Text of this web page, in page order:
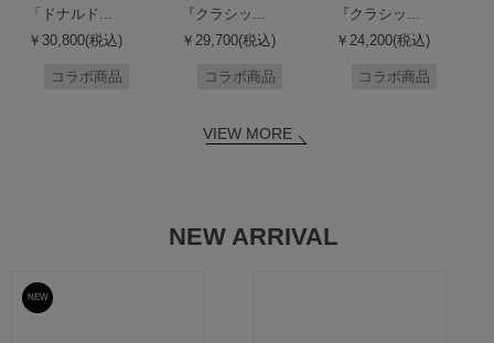
「ドナルド...
￥30,800(税込)
コラボ商品
『クラシッ...
￥29,700(税込)
コラボ商品
『クラシッ...
￥24,200(税込)
コラボ商品
VIEW MORE
NEW ARRIVAL
予約
NEW